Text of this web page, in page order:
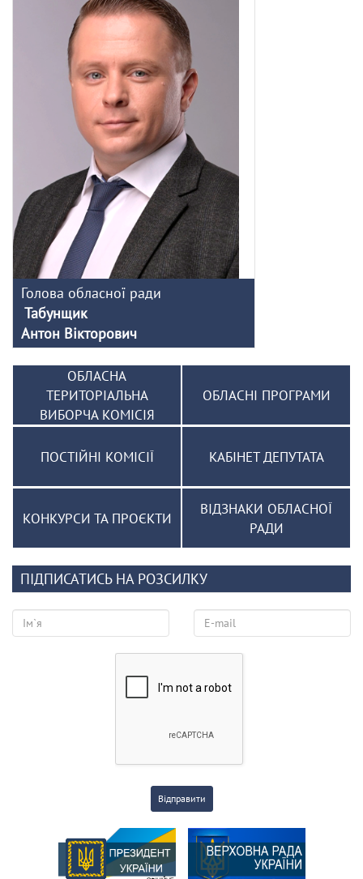
Голова обласної ради
Табунщик
Антон Вікторович
ОБЛАСНА
ТЕРИТОРІАЛЬНА
ВИБОРЧА КОМІСІЯ
ОБЛАСНІ ПРОГРАМИ
ПОСТІЙНІ КОМІСІЇ КАБІНЕТ ДЕПУТАТА
КОНКУРСИ ТА ПРОЄКТИ
ВІДЗНАКИ ОБЛАСНОЇ
РАДИ
ПІДПИСАТИСЬ НА РОЗСИЛКУ
Відправити